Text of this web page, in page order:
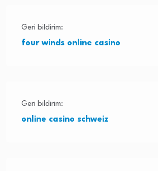
Geri bildirim:
four winds online casino
Geri bildirim:
online casino schweiz